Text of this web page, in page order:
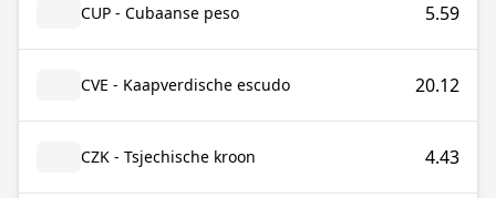
CUP - Cubaanse peso 5.59
CVE - Kaapverdische escudo 20.12
CZK - Tsjechische kroon 4.43